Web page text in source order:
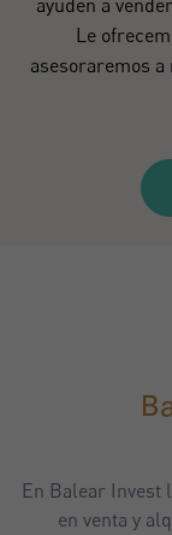
ayuden a
Le
asesoraremos
En Balear Invest
en venta y